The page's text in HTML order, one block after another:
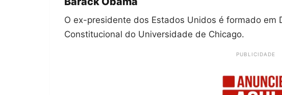
O ex-presidente dos Estados Unidos é formado em
Constitucional do Universidade de Chicago.
PUBLICIDADE